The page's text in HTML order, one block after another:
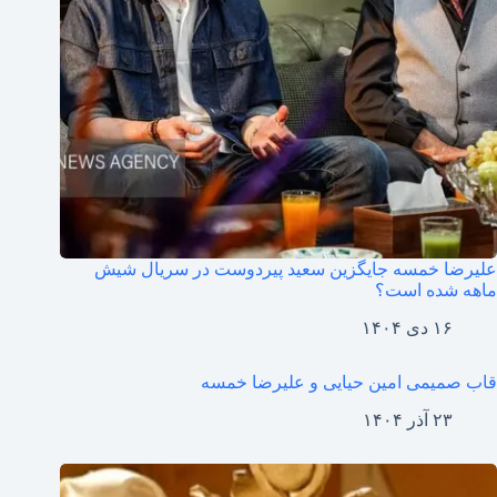
علیرضا خمسه جایگزین سعید پیردوست در سریال شیش
ماهه شده است؟
۱۶ دی ۱۴۰۴
قاب صمیمی امین حیایی و علیرضا خمسه
۲۳ آذر ۱۴۰۴